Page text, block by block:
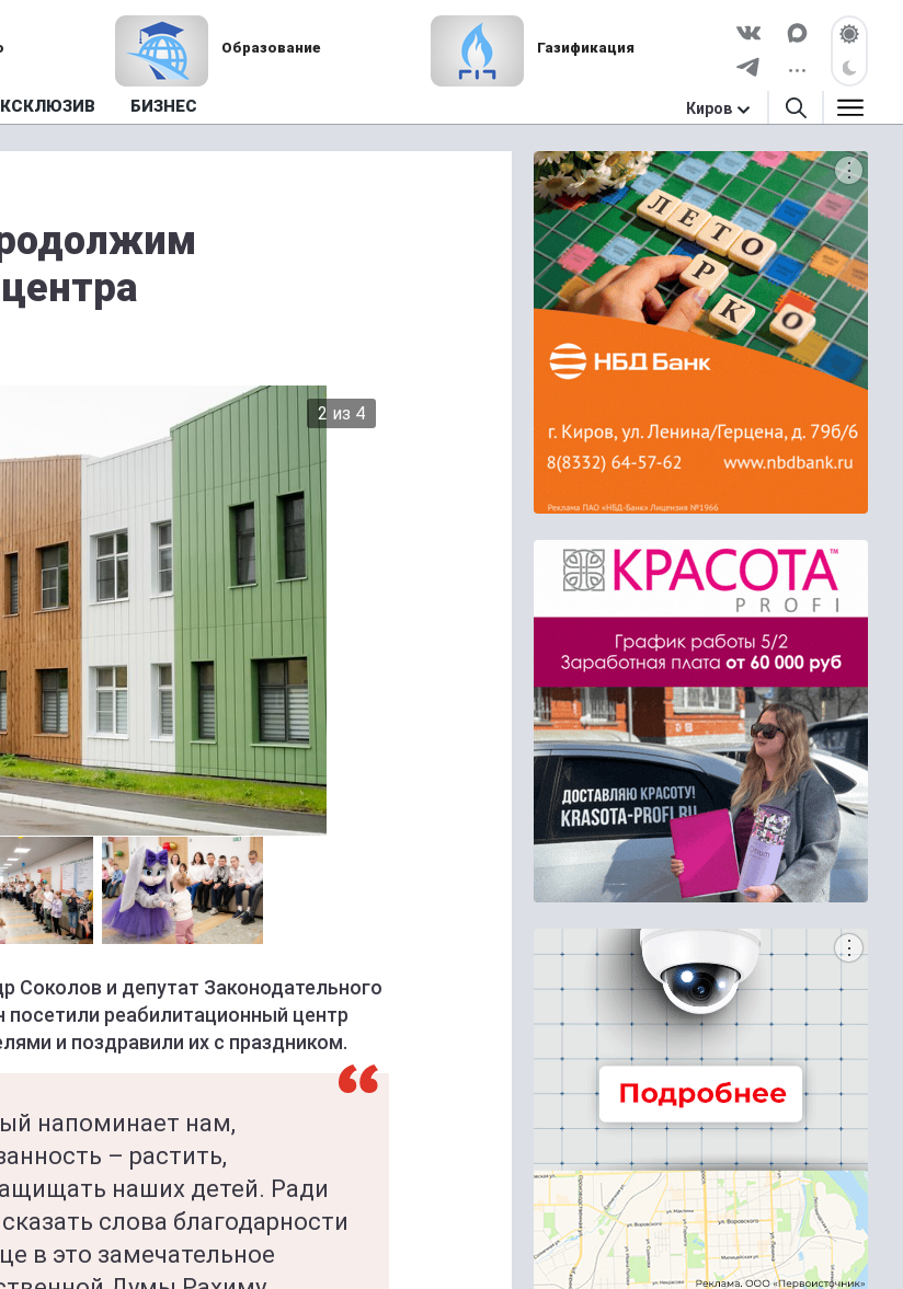
Образование Газификация
БИЗНЕС Киров
2 из 4
Соколов и депутат Законодательного
посетили реабилитационный центр
и поздравили их с праздником.
напоминает нам,
– растить,
наших детей. Ради
слова благодарности
в это замечательное